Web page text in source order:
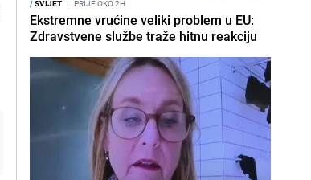
/SVIJET I PRIJE OKO 2H
Ekstremne vrućine veliki problem u EU:
Zdravstvene službe traže hitnu reakciju